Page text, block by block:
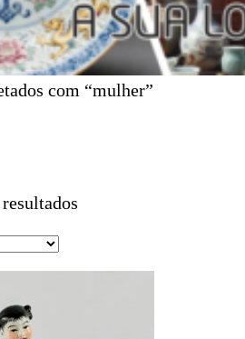
com “mulher”